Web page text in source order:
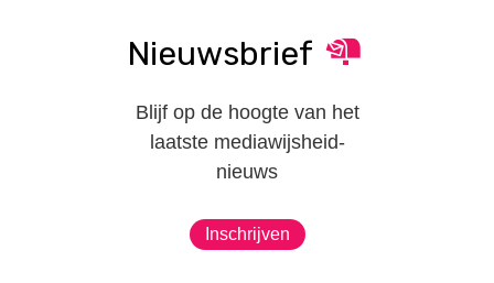
Nieuwsbrief
Blijf op de hoogte van het
laatste mediawijsheid-
nieuws
Inschrijven